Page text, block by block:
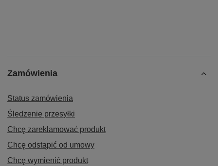
Zamówienia
Status zamówienia
Śledzenie przesyłki
Chcę zareklamować produkt
Chcę odstąpić od umowy
Chcę wymienić produkt